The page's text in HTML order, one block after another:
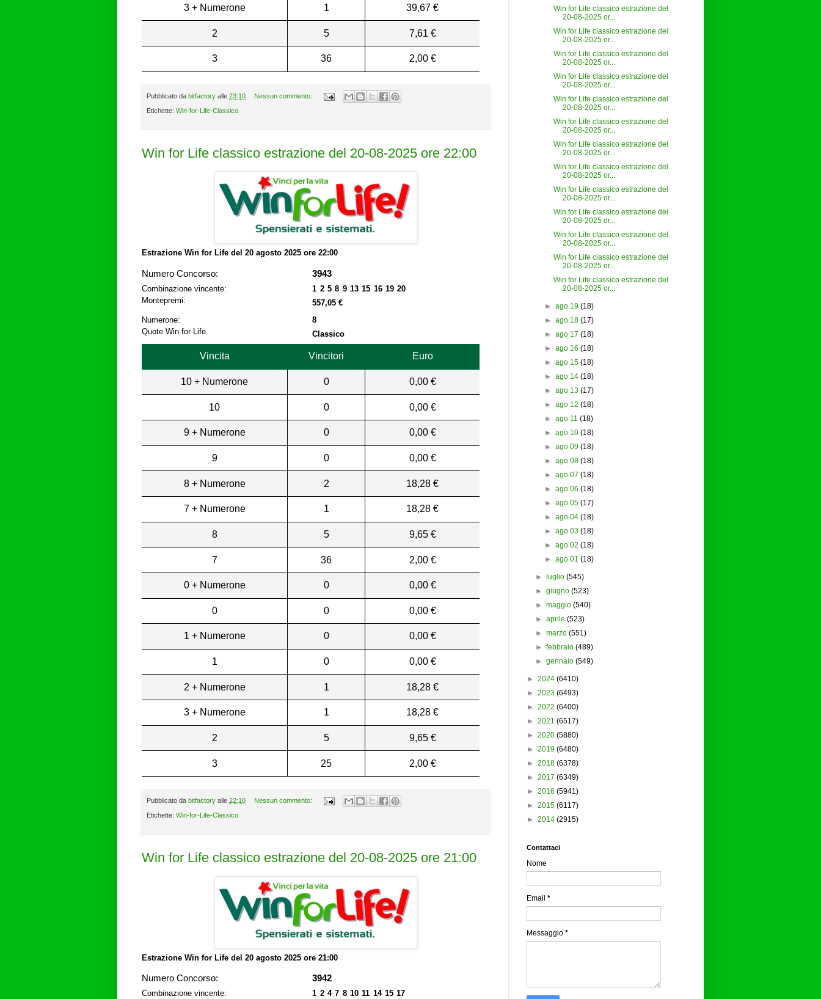
3 + Numerone 1 39,67 €
2 5 7,61 €
3 36 2,00 €
Pubblicato da bitfactory alle 23:10 Nessun commento:
Etichette: Win-for-Life-Classico
Win for Life classico estrazione del 20-08-2025 ore 22:00
Estrazione Win for Life del 20 agosto 2025 ore 22:00
Numero Concorso: 3943
Combinazione vincente:
1 2 5 8 9 13 15 16 19 20
Montepremi:
557,05 €
Numerone:
8
Quote Win for Life
Classico
Vincita Vincitori Euro
10 + Numerone 0 0,00 €
10 0 0,00 €
9 + Numerone 0 0,00 €
9 0 0,00 €
8 + Numerone 2 18,28 €
7 + Numerone 1 18,28 €
8 5 9,65 €
7 36 2,00 €
0 + Numerone 0 0,00 €
0 0 0,00 €
1 + Numerone 0 0,00 €
1 0 0,00 €
2 + Numerone 1 18,28 €
3 + Numerone 1 18,28 €
2 5 9,65 €
3 25 2,00 €
Pubblicato da bitfactory alle 22:10 Nessun commento:
Etichette: Win-for-Life-Classico
Win for Life classico estrazione del 20-08-2025 ore 21:00
Estrazione Win for Life del 20 agosto 2025 ore 21:00
Numero Concorso: 3942
Combinazione vincente:
1 2 4 7 8 10 11 14 15 17
Win for Life classico estrazione del
20-08-2025 or...
Win for Life classico estrazione del
20-08-2025 or...
Win for Life classico estrazione del
20-08-2025 or...
Win for Life classico estrazione del
20-08-2025 or...
Win for Life classico estrazione del
20-08-2025 or...
Win for Life classico estrazione del
20-08-2025 or...
Win for Life classico estrazione del
20-08-2025 or...
Win for Life classico estrazione del
20-08-2025 or...
Win for Life classico estrazione del
20-08-2025 or...
Win for Life classico estrazione del
20-08-2025 or...
Win for Life classico estrazione del
20-08-2025 or...
Win for Life classico estrazione del
20-08-2025 or...
Win for Life classico estrazione del
20-08-2025 or...
► ago 19 (18)
► ago 18 (17)
► ago 17 (18)
► ago 16 (18)
► ago 15 (18)
► ago 14 (18)
► ago 13 (17)
► ago 12 (18)
► ago 11 (18)
► ago 10 (18)
► ago 09 (18)
► ago 08 (18)
► ago 07 (18)
► ago 06 (18)
► ago 05 (17)
► ago 04 (18)
► ago 03 (18)
► ago 02 (18)
► ago 01 (18)
► luglio (545)
►giugno (523)
►maggio (540)
►aprile (523)
►marzo (551)
►febbraio (489)
►gennaio (549)
► 2024 (6410)
► 2023 (6493)
► 2022 (6400)
► 2021 (6517)
► 2020 (5880)
► 2019 (6480)
► 2018 (6378)
► 2017 (6349)
► 2016 (5941)
► 2015 (6117)
► 2014 (2915)
Contattaci
Nome
Email *
Messaggio *